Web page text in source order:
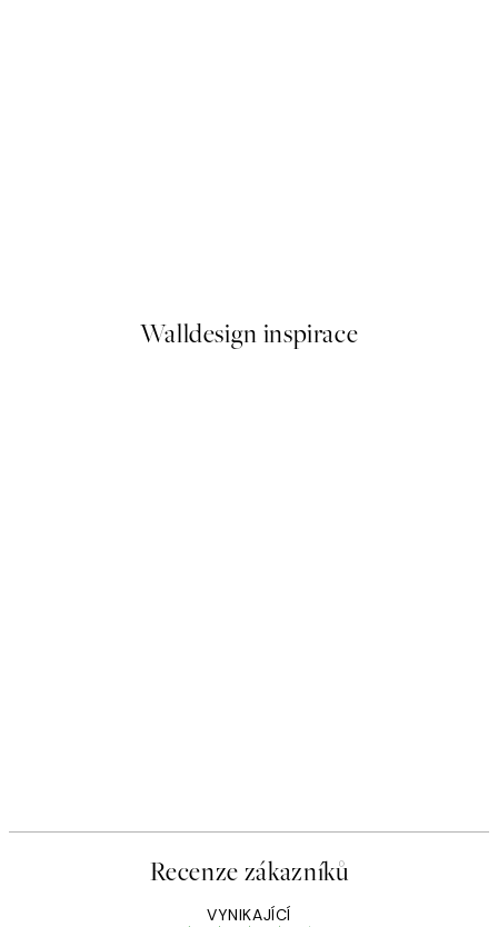
Walldesign inspirace
Recenze zákazníků
VYNIKAJÍCÍ